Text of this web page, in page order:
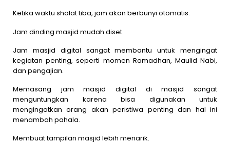
Ketika waktu sholat tiba, jam akan berbunyi otomatis.
Jam dinding masjid mudah diset.
Jam masjid digital sangat membantu untuk mengingat
kegiatan penting, seperti momen Ramadhan, Maulid Nabi,
dan pengajian.
Memasang jam masjid digital di masjid sangat
menguntungkan karena bisa digunakan untuk
mengingatkan orang akan peristiwa penting dan hal ini
menambah pahala.
Membuat tampilan masjid lebih menarik.